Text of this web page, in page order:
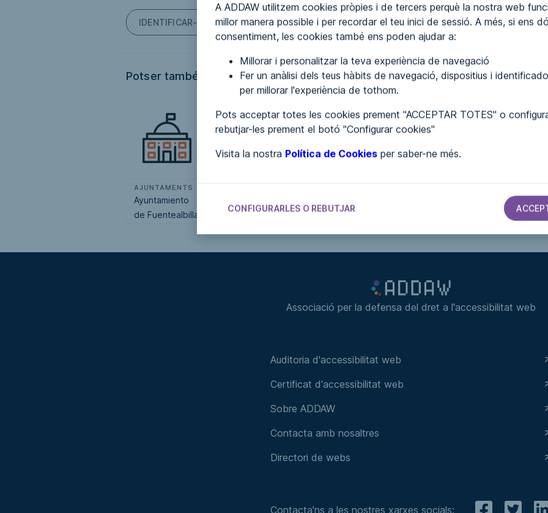
A ADDAW utilitzem cookies pròpies i de tercers perquè la nostra web
millor manera possible i per recordar el teu inici de sessió. A més, si ens
consentiment, les cookies també ens poden ajudar a:
Millorar i personalitzar la teva experiència de navegació
Fer un anàlisi dels teus hàbits de navegació, dispositius i
per millorar l'experiència de tothom.
Pots acceptar totes les cookies prement "ACCEPTAR TOTES" o
rebutjar-les prement el botó "Configurar cookies"
Visita la nostra Política de Cookies per saber-ne més.
CONFIGURARLES O REBUTJAR
IDENTIFICAR-TE PER PODER ESCRIURE COMENTARIS
Potser també t'interessi...
AJUNTAMENTS
Ayuntamiento
de Fuentealbilla
de Cambados
de Villanueva
Ayuntamiento
de Santiurde de
Associació per la defensa del dret a l'accessibilitat web
Auditoria d'accessibilitat web
Certificat d'accessibilitat web
Sobre ADDAW
Contacta amb nosaltres
Directori de webs
Contacta'ns a les nostres xarxes socials: